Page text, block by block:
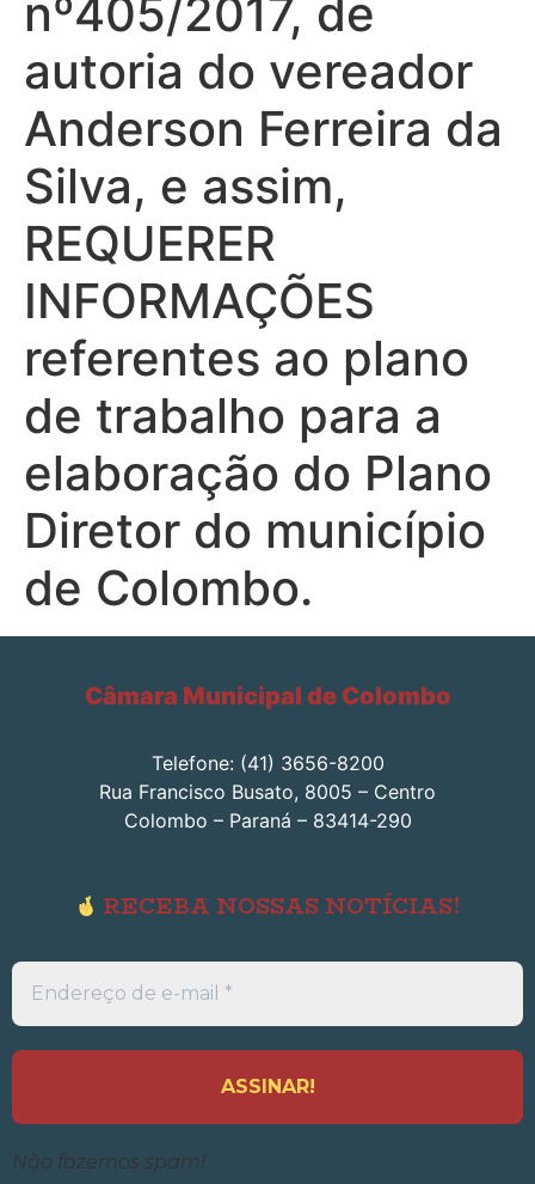
nº405/2017, de
autoria do vereador
Anderson Ferreira da
Silva, e assim,
REQUERER
INFORMAÇÕES
referentes ao plano
de trabalho para a
elaboração do Plano
Diretor do município
de Colombo.
Câmara Municipal de Colombo
Telefone: (41) 3656-8200
Rua Francisco Busato, 8005 – Centro
Colombo – Paraná – 83414-290
RECEBA NOSSAS NOTÍCIAS!
Endereço
de
e-
*
Não fazemos spam!